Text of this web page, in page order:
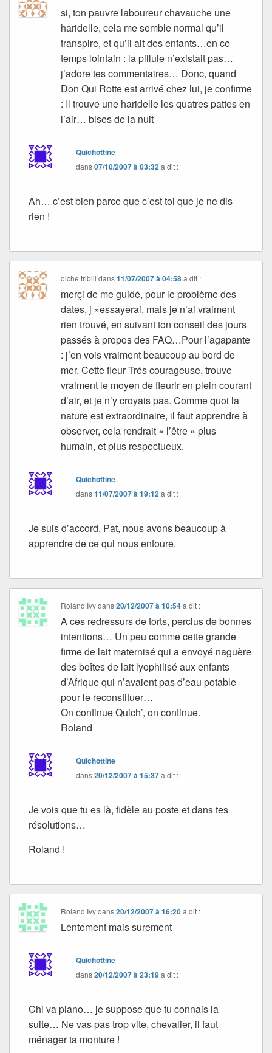
si, ton pauvre laboureur chavauche une
haridelle, cela me semble normal qu’il
transpire, et qu’il ait des enfants…en ce
temps lointain : la pillule n’existait pas…
j’adore tes commentaires… Donc, quand
Don Qui Rotte est arrivé chez lui, je confirme
: Il trouve une haridelle les quatres pattes en
l’air… bises de la nuit
Quichottine
dans07/10/2007 à 03:32a dit :
Ah… c’est bien parce que c’est toi que je ne dis
rien !
diche tribill dans11/07/2007 à 04:58 a dit :
merçi de me guidé, pour le problème des
dates, j »essayerai, mais je n’ai vraiment
rien trouvé, en suivant ton conseil des jours
passés à propos des FAQ…Pour l’agapante
: j’en vois vraiment beaucoup au bord de
mer. Cette fleur Trés courageuse, trouve
vraiment le moyen de fleurir en plein courant
d’air, et je n’y croyais pas. Comme quoi la
nature est extraordinaire, il faut apprendre à
observer, cela rendrait « l’être » plus
humain, et plus respectueux.
Quichottine
dans11/07/2007 à 19:12a dit :
Je suis d’accord, Pat, nous avons beaucoup à
apprendre de ce qui nous entoure.
Roland Ivydans20/12/2007 à 10:54 a dit :
A ces redressurs de torts, perclus de bonnes
intentions… Un peu comme cette grande
firme de lait maternisé qui a envoyé naguère
des boîtes de lait lyophilisé aux enfants
d’Afrique qui n’avaient pas d’eau potable
pour le reconstituer…
On continue Quich’, on continue.
Roland
Quichottine
dans20/12/2007 à 15:37a dit :
Je vois que tu es là, fidèle au poste et dans tes
résolutions…
Roland !
Roland Ivydans20/12/2007 à 16:20 a dit :
Lentement mais surement
Quichottine
dans20/12/2007 à 23:19a dit :
Chi va piano… je suppose que tu connais la
suite… Ne vas pas trop vite, chevalier, il faut
ménager ta monture !